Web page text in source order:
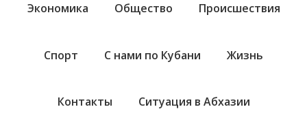
Экономика Общество Происшествия
Спорт С нами по Кубани Жизнь
Контакты Ситуация в Абхазии